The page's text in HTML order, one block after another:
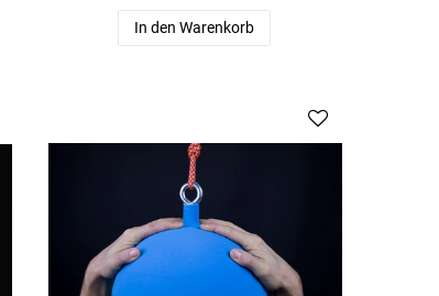
In den Warenkorb